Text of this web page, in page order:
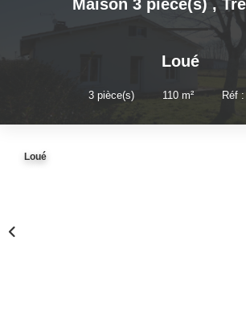
GESTION LOCATIVE
ESTIMATION
Maison 3 pièce(s) ,
Loué
3pièce(s) 110m² Réf
Loué